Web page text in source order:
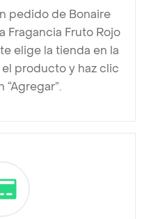
pedido de Bonaire
Fragancia Fruto Rojo
elige la tienda en la
producto y haz clic
“Agregar”.